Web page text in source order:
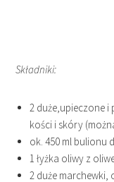
Składniki:
2 duże,upieczone
kości i skóry
ok. 450 ml bulionu
1 łyżka oliwy z
2 duże